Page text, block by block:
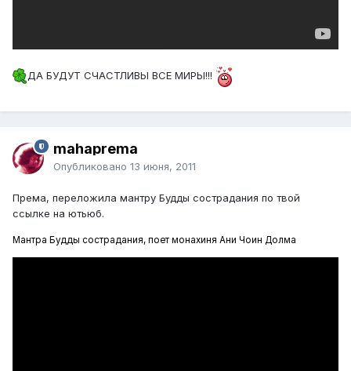
ДА БУДУТ СЧАСТЛИВЫ ВСЕ МИРЫ!!!
mahaprema
Опубликовано 13 июня, 2011
Према, переложила мантру Будды сострадания по твой
ссылке на ютьюб.
Мантра Будды сострадания, поет монахиня Ани Чоин Долма